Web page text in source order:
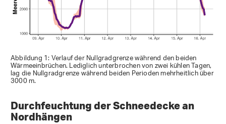
Abbildung 1: Verlauf der Nullgradgrenze während den beiden
Wärmeeinbrüchen. Lediglich unterbrochen von zwei kühlen Tagen,
lag die Nullgradgrenze während beiden Perioden mehrheitlich über
3000 m.
Durchfeuchtung der Schneedecke an
Nordhängen